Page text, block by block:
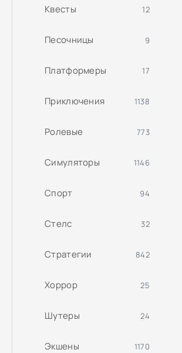
Квесты 12
Песочницы 9
Платформеры 17
Приключения 1138
Ролевые 773
Симуляторы 1146
Спорт 94
Стелс 32
Стратегии 842
Хоррор 25
Шутеры 24
Экшены 1170